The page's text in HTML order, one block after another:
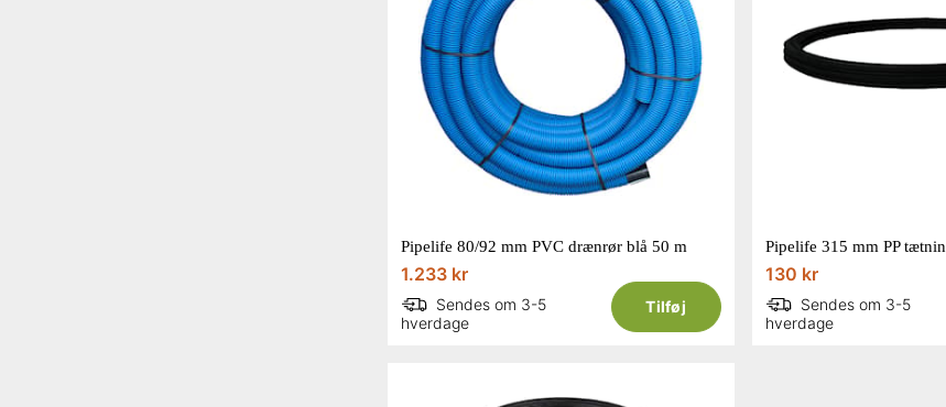
Pipelife 80/92 mm PVC drænrør blå 50 m
1.233 kr
Sendes om 3-5
hverdage
Tilføj
130 kr
Sendes om 3-5
hverdage